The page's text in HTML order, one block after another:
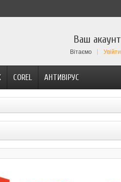
Ваш акаунт
Вітаємо Увійти
COREL АНТИВІРУС